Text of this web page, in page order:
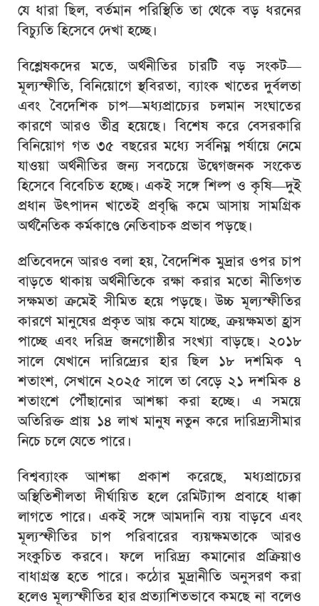
যে ধারা ছিল, বর্তমান পরিস্থিতি তা থেকে বড় ধরনের
বিচ্যুতি হিসেবে দেখা হচ্ছে।
বিশ্লেষকদের মতে, অর্থনীতির চারটি বড় সংকট—
মূল্যস্ফীতি, বিনিয়োগে স্থবিরতা, ব্যাংক খাতের দুর্বলতা
এবং বৈদেশিক চাপ—মধ্যপ্রাচ্যের চলমান সংঘাতের
কারণে আরও তীব্র হয়েছে। বিশেষ করে বেসরকারি
বিনিয়োগ গত ৩৫ বছরের মধ্যে সর্বনিম্ন পর্যায়ে নেমে
যাওয়া অর্থনীতির জন্য সবচেয়ে উদ্বেগজনক সংকেত
হিসেবে বিবেচিত হচ্ছে। একই সঙ্গে শিল্প ও কৃষি—দুই
প্রধান উৎপাদন খাতেই প্রবৃদ্ধি কমে আসায় সামগ্রিক
অর্থনৈতিক কর্মকাণ্ডে নেতিবাচক প্রভাব পড়ছে।
প্রতিবেদনে আরও বলা হয়, বৈদেশিক মুদ্রার ওপর চাপ
বাড়তে থাকায় অর্থনীতিকে রক্ষা করার মতো নীতিগত
সক্ষমতা ক্রমেই সীমিত হয়ে পড়ছে। উচ্চ মূল্যস্ফীতির
কারণে মানুষের প্রকৃত আয় কমে যাচ্ছে, ক্রয়ক্ষমতা হ্রাস
পাচ্ছে এবং দরিদ্র জনগোষ্ঠীর সংখ্যা বাড়ছে। ২০১৮
সালে যেখানে দারিদ্র্যের হার ছিল ১৮ দশমিক ৭
শতাংশ, সেখানে ২০২৫ সালে তা বেড়ে ২১ দশমিক ৪
শতাংশে পৌঁছানোর আশঙ্কা করা হচ্ছে। এ সময়ে
অতিরিক্ত প্রায় ১৪ লাখ মানুষ নতুন করে দারিদ্র্যসীমার
নিচে চলে যেতে পারে।
বিশ্বব্যাংক আশঙ্কা প্রকাশ করেছে, মধ্যপ্রাচ্যের
অস্থিতিশীলতা দীর্ঘায়িত হলে রেমিট্যান্স প্রবাহে ধাক্কা
লাগতে পারে। একই সঙ্গে আমদানি ব্যয় বাড়বে এবং
মূল্যস্ফীতির চাপ পরিবারের ব্যয়ক্ষমতাকে আরও
সংকুচিত করবে। ফলে দারিদ্র্য কমানোর প্রক্রিয়াও
বাধাগ্রস্ত হতে পারে। কঠোর মুদ্রানীতি অনুসরণ করা
হলেও মূল্যস্ফীতির হার প্রত্যাশিতভাবে কমছে না বলেও